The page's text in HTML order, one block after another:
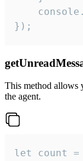
});
This method allows
the agent.
let count =